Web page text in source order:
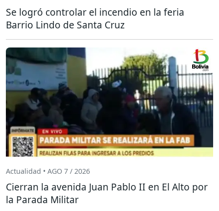
Se logró controlar el incendio en la feria
Barrio Lindo de Santa Cruz
Actualidad • AGO 7 / 2026
Cierran la avenida Juan Pablo II en El Alto por
la Parada Militar